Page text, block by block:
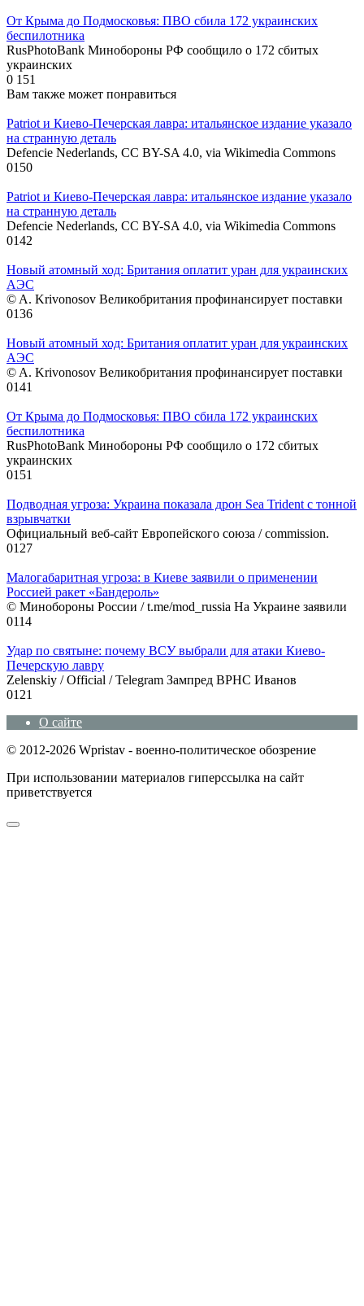
От Крыма до Подмосковья: ПВО сбила 172 украинских
беспилотника
RusPhotoBank Минобороны РФ сообщило о 172 сбитых
украинских
0 151
Вам также может понравиться
Patriot и Киево-Печерская лавра: итальянское издание указало
на странную деталь
Defencie Nederlands, CC BY-SA 4.0, via Wikimedia Commons
0150
Patriot и Киево-Печерская лавра: итальянское издание указало
на странную деталь
Defencie Nederlands, CC BY-SA 4.0, via Wikimedia Commons
0142
Новый атомный ход: Британия оплатит уран для украинских
АЭС
© A. Krivonosov Великобритания профинансирует поставки
0136
Новый атомный ход: Британия оплатит уран для украинских
АЭС
© A. Krivonosov Великобритания профинансирует поставки
0141
От Крыма до Подмосковья: ПВО сбила 172 украинских
беспилотника
RusPhotoBank Минобороны РФ сообщило о 172 сбитых
украинских
0151
Подводная угроза: Украина показала дрон Sea Trident с тонной
взрывчатки
Официальный веб-сайт Европейского союза / commission.
0127
Малогабаритная угроза: в Киеве заявили о применении
Россией ракет «Бандероль»
© Минобороны России / t.me/mod_russia На Украине заявили
0114
Удар по святыне: почему ВСУ выбрали для атаки Киево-
Печерскую лавру
Zеlеnskiу / Оfficiаl / Telegram Зампред ВРНС Иванов
0121
О сайте
© 2012-2026 Wpristav - военно-политическое обозрение
При использовании материалов гиперссылка на сайт
приветствуется